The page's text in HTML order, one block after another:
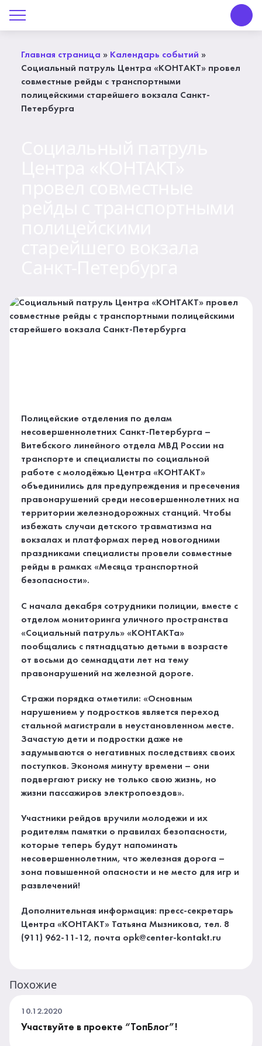
Главная страница » Календарь событий »
Социальный патруль Центра «КОНТАКТ» провел
совместные рейды с транспортными
полицейскими старейшего вокзала Санкт-
Петербурга
Полицейские отделения по делам
несовершеннолетних Санкт-Петербурга –
Витебского линейного отдела МВД России на
транспорте и специалисты по социальной
работе с молодёжью Центра «КОНТАКТ»
объединились для предупреждения и пресечения
правонарушений среди несовершеннолетних на
территории железнодорожных станций. Чтобы
избежать случаи детского травматизма на
вокзалах и платформах перед новогодними
праздниками специалисты провели совместные
рейды в рамках «Месяца транспортной
безопасности».
С начала декабря сотрудники полиции, вместе с
отделом мониторинга уличного пространства
«Социальный патруль» «КОНТАКТа»
пообщались с пятнадцатью детьми в возрасте
от восьми до семнадцати лет на тему
правонарушений на железной дороге.
Стражи порядка отметили: «Основным
нарушением у подростков является переход
стальной магистрали в неустановленном месте.
Зачастую дети и подростки даже не
задумываются о негативных последствиях своих
поступков. Экономя минуту времени – они
подвергают риску не только свою жизнь, но
жизни пассажиров электропоездов».
Участники рейдов вручили молодежи и их
родителям памятки о правилах безопасности,
которые теперь будут напоминать
несовершеннолетним, что железная дорога –
зона повышенной опасности и не место для игр и
развлечений!
Дополнительная информация: пресс-секретарь
Центра «КОНТАКТ» Татьяна Мызникова, тел. 8
(911) 962-11-12, почта opk@center-kontakt.ru
Похожие
10.12.2020
Участвуйте в проекте “ТопБлог”!
О Центре «КОНТАКТ»
Профсоюз